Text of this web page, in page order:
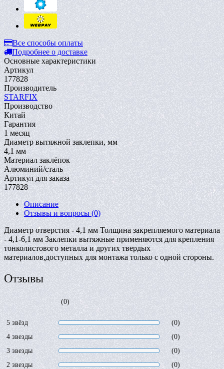
Все способы оплаты
Подробнее о доставке
Основные характеристики
Артикул
177828
Производитель
STARFIX
Производство
Китай
Гарантия
1 месяц
Диаметр вытяжной заклепки, мм
4,1 мм
Материал заклёпок
Алюминий/сталь
Артикул для заказа
177828
Описание
Отзывы и вопросы(0)
Диаметр отверстия - 4,1 мм Толщина закрепляемого материала
- 4,1-6,1 мм Заклепки вытяжные применяются для крепления
тонколистового металла и других твердых
материалов,доступных для монтажа только с одной стороны.
Отзывы
(0)
5 звёзд
(0)
4 звезды
(0)
3 звезды
(0)
2 звезды
(0)